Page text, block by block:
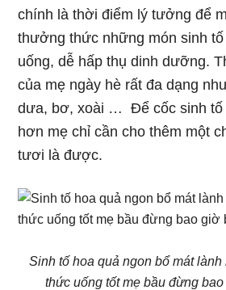
chính là thời điểm lý tưởng để
thưởng thức những món sinh
uống, dễ hấp thụ dinh dưỡng.
của mẹ ngày hè rất đa dạng
dưa, bơ, xoài … Để cốc sinh tố
hơn mẹ chỉ cần cho thêm một
tươi là được.
Sinh tố hoa quả ngon bổ mát
thức uống tốt mẹ bầu đừng